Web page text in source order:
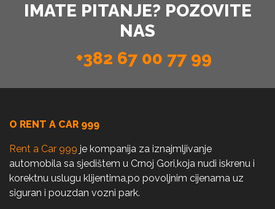
IMATE PITANJE? POZOVITE
NAS
+382 67 00 77 99
O RENT A CAR 999
Rent a Car 999 je kompanija za iznajmljivanje
automobila sa sjedištem u Crnoj Gori,koja nudi iskrenu i
korektnu uslugu klijentima,po povoljnim cijenama uz
siguran i pouzdan vozni park.